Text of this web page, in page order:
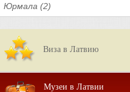
Юрмала (2)
Виза в Латвию
Музеи в Латвии